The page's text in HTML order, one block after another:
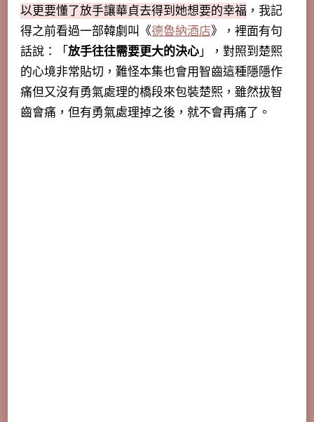
以更要懂了放手讓華貞去得到她想要的幸福 ，我記
得之前看過一部韓劇叫《德魯納酒店》，裡面有句
話說：「放手往往需要更大的決心」，對照到楚熙
的心境非常貼切，難怪本集也會用智齒這種隱隱作
痛但又沒有勇氣處理的橋段來包裝楚熙，雖然拔智
齒會痛，但有勇氣處理掉之後，就不會再痛了。